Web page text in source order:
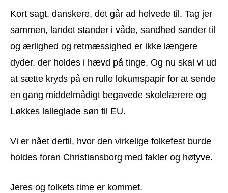
Kort sagt, danskere, det går ad helvede til. Tag jer
sammen, landet stander i våde, sandhed sander til
og ærlighed og retmæssighed er ikke længere
dyder, der holdes i hævd på tinge. Og nu skal vi ud
at sætte kryds på en rulle lokumspapir for at sende
en gang middelmådigt begavede skolelærere og
Løkkes lalleglade søn til EU.
Vi er nået dertil, hvor den virkelige folkefest burde
holdes foran Christiansborg med fakler og høtyve.
Jeres og folkets time er kommet.